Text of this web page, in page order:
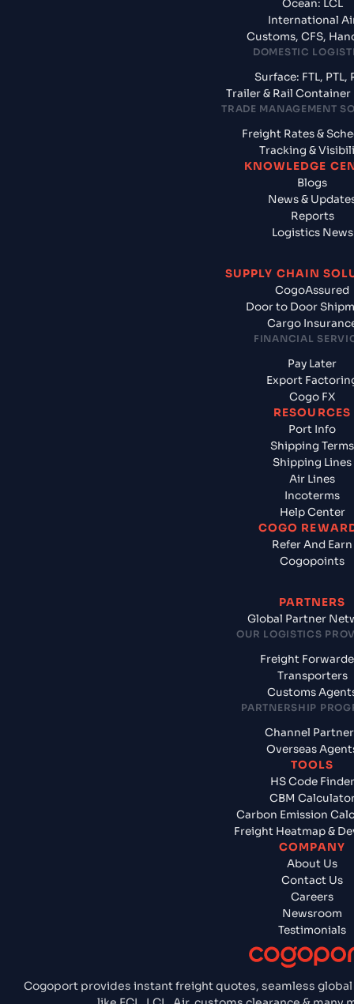
Cogoport provides instant freight quotes, seamless
Ocean: LCL
International
Customs, CFS,
DOMESTIC
Surface: FTL, PTL,
Trailer & Rail Container
TRADE MANAGEMENT
Freight Rates &
Tracking &
KNOWLEDGE
Blogs
News &
Reports
Logistics News
SUPPLY CHAIN
CogoAssured
Door to Door
Cargo
FINANCIAL
Pay Later
Export
Cogo FX
RESOURCES
Port Info
Shipping Terms
Shipping Lines
Air Lines
Incoterms
Help Center
COGO
Refer And Earn
Cogopoints
PARTNERS
Global Partner
OUR LOGISTICS
Freight
Transporters
Customs
PARTNERSHIP
Channel
Overseas
TOOLS
HS Code Finder
CBM
Carbon Emission
Freight Heatmap &
COMPANY
About Us
Contact Us
Careers
Newsroom
Testimonials